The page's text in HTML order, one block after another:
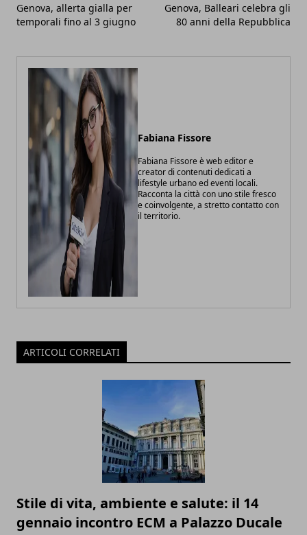
Genova, allerta gialla per
temporali fino al 3 giugno
Genova, Balleari celebra gli
80 anni della Repubblica
Fabiana Fissore
Fabiana Fissore è web editor e
creator di contenuti dedicati a
lifestyle urbano ed eventi locali.
Racconta la città con uno stile fresco
e coinvolgente, a stretto contatto con
il territorio.
ARTICOLI CORRELATI
Stile di vita, ambiente e salute: il 14
gennaio incontro ECM a Palazzo Ducale